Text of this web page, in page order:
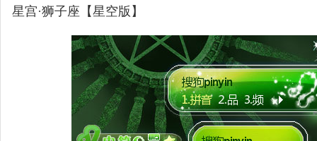
星宫·狮子座【星空版】